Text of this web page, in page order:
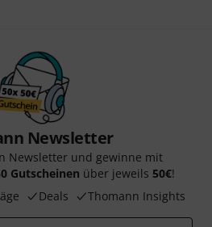
Newsletter
Newsletter und gewinne mit
Gutscheinen über jeweils 50€!
Deals Thomann Insights